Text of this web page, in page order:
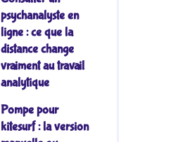
psychanalyste en
ligne : ce que la
distance change
vraiment au travail
analytique
Pompe pour
kitesurf : la version